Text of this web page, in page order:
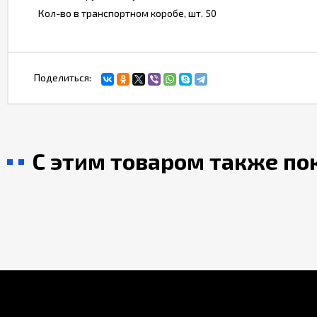
Кол-во в транспортном коробе, шт. 50
Поделиться:
С этим товаром также